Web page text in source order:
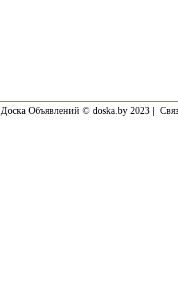
Доска Объявлений © doska.by 2023 |